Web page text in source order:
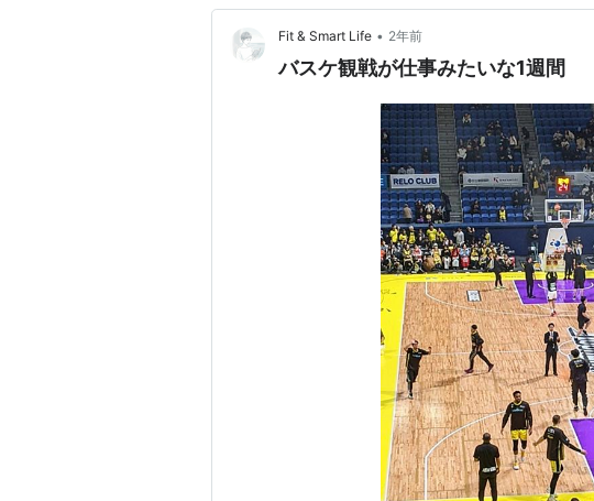
Fit & Smart Life • 2年前
バスケ観戦が仕事みたいな1週間